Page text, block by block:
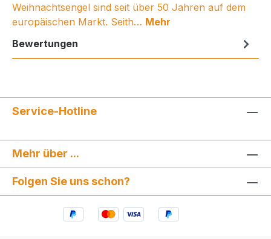
Weihnachtsengel sind seit über 50 Jahren auf dem
europäischen Markt. Seith… Mehr
Bewertungen
Service-Hotline
Mehr über ...
Folgen Sie uns schon?